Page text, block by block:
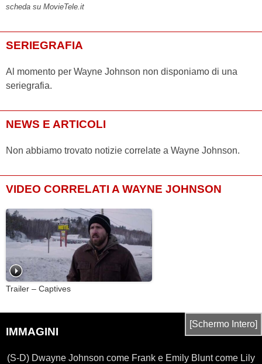
scheda su MovieTele.it
SERIEGRAFIA
Al momento per Wayne Johnson non disponiamo di una
seriegrafia.
NEWS E ARTICOLI
Non abbiamo trovato notizie correlate a Wayne Johnson.
VIDEO CORRELATI A WAYNE JOHNSON
Trailer – Captives
IMMAGINI
[Schermo Intero]
(S-D) Dwayne Johnson come Frank e Emily Blunt come Lily